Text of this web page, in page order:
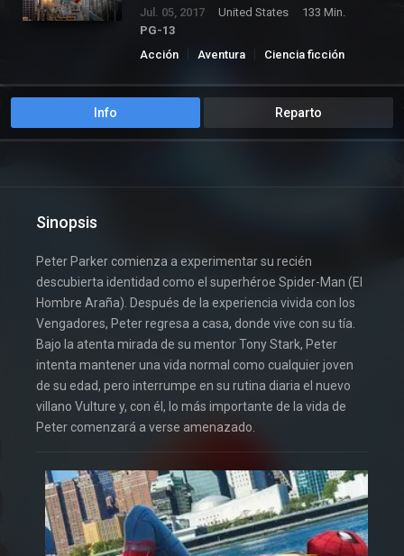
Jul. 05, 2017 United States
133 Min.
PG-13
Acción
Aventura
Ciencia ficción
Info Reparto
Sinopsis
Peter Parker comienza a experimentar su recién
descubierta identidad como el superhéroe Spider-Man (El
Hombre Araña). Después de la experiencia vivida con los
Vengadores, Peter regresa a casa, donde vive con su tía.
Bajo la atenta mirada de su mentor Tony Stark, Peter
intenta mantener una vida normal como cualquier joven
de su edad, pero interrumpe en su rutina diaria el nuevo
villano Vulture y, con él, lo más importante de la vida de
Peter comenzará a verse amenazado.